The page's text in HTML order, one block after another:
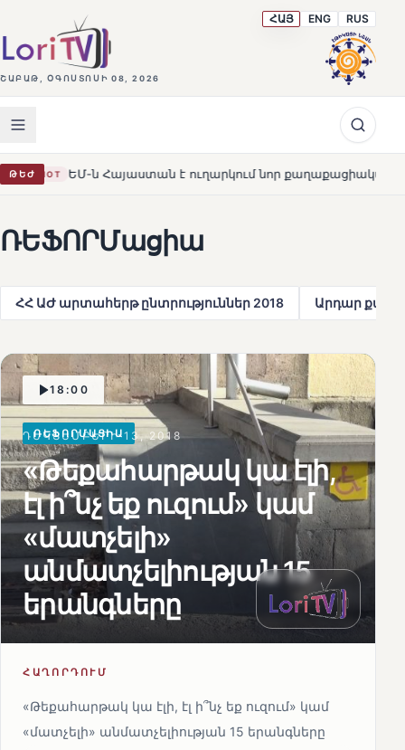
ՇԱԲԱԹ, ՕԳՈՍՏՈՍԻ 08, 2026
ՀԱՅ ENG RUS
ԹԵԺ է ուղարկում նոր քաղաքացիական առաքելություն՝
ՌԵՖՈՐՄացիա
ՀՀ ԱԺ արտահերթ ընտրություններ 2018 Արդար քվե
18:00
ՌԵՖՈՐՄԱՑԻԱ
ԴԵԿՏԵՄԲԵՐԻ 13, 2018
«Թեքահարթակ կա էլի,
էլ ի՞նչ եք ուզում» կամ
«մատչելի»
անմատչելիության 15
երանգները
ՀԱՂՈՐԴՈՒՄ
«Թեքահարթակ կա էլի, էլ ի՞նչ եք ուզում» կամ
«մատչելի» անմատչելիության 15 երանգները